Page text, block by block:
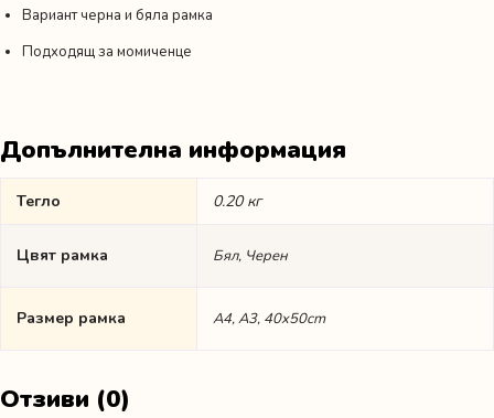
Вариант черна и бяла рамка
Подходящ за момиченце
Допълнителна информация
Тегло 0.20 кг
Цвят рамка Бял, Черен
Размер рамка А4, А3, 40x50cm
Отзиви (0)